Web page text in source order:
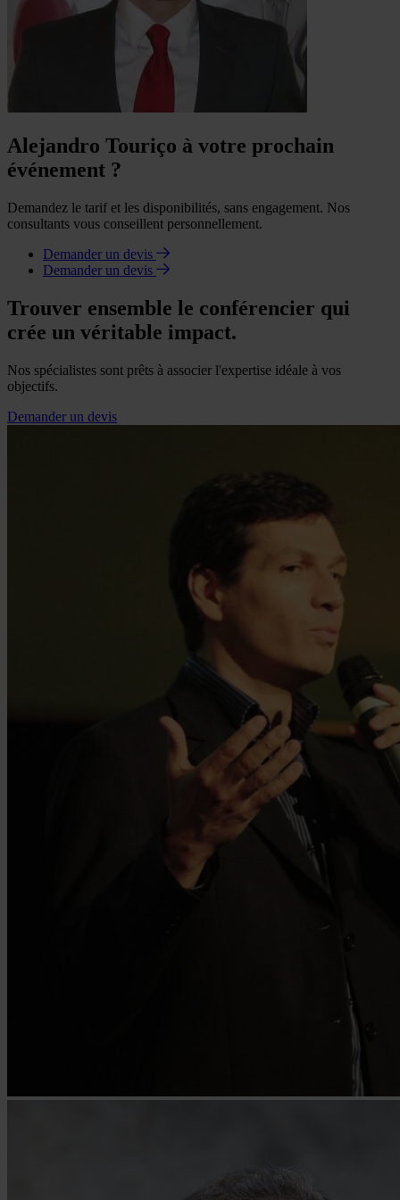
Alejandro Touriço à votre prochain
événement ?
Demandez le tarif et les disponibilités, sans engagement. Nos
consultants vous conseillent personnellement.
Demander un devis
Demander un devis
Trouver ensemble le conférencier qui
crée un véritable impact.
Nos spécialistes sont prêts à associer l'expertise idéale à vos
objectifs.
Demander un devis